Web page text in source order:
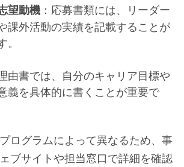
望動機 ：応募書類には、リーダー
課外活動の実績を記載することが
由書では、自分のキャリア目標や
義を具体的に書くことが重要で
ログラムによって異なるため、事
ブサイトや担当窓口で詳細を確認